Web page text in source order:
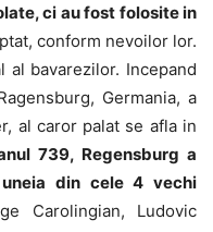
ci au fost folosite in
conform nevoilor lor.
al bavarezilor. Incepand
Germania, a
al caror palat se afla in
739, Regensburg a
din cele 4 vechi
Carolingian, Ludovic